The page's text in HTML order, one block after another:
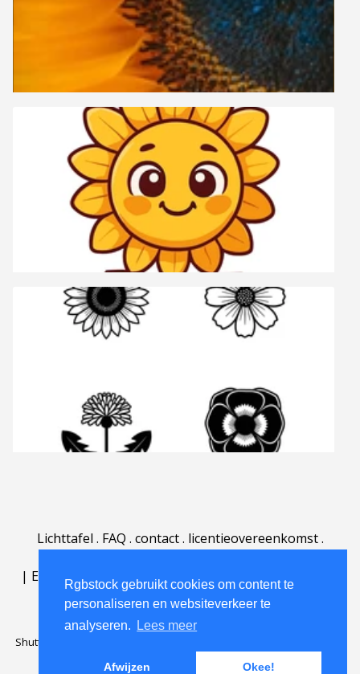
Rgbstock gebruikt cookies om content te
personaliseren en websiteverkeer te
analyseren.
Lees meer
Afwijzen Okee!
Lichttafel . FAQ . contact. licentieovereenkomst.
| English | Deutsch Español | Português
Nederlands|
Shutterstock official partner of Rgbstock
Rgbstock